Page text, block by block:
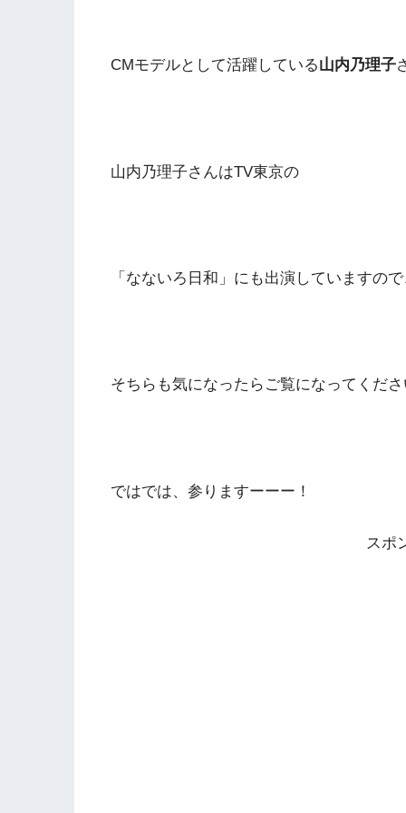
CMモデルとして活躍している山内乃理子
山内乃理子さんはTV東京の
「なないろ日和」にも出演していますの
そちらも気になったらご覧になってくだ
ではでは、参りますーーー！
スポ